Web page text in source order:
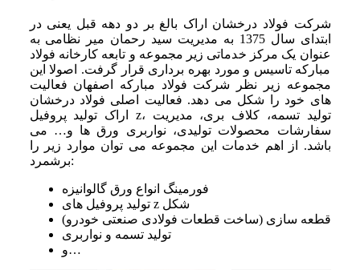
شرکت فولاد درخشان اراک بالغ بر دو دهه قبل یعنی در
ابتدای سال 1375 به مدیریت سید رحمان میر نظامی به
عنوان یک مرکز خدماتی زیر مجموعه و تابعه کارخانه فولاد
مبارکه تاسیس و مورد بهره برداری قرار گرفت. اصولا این
مجموعه زیر نظر شرکت فولاد مبارکه اصفهان فعالیت
های خود را شکل می دهد. فعالیت اصلی فولاد درخشان
اراک تولید پروفیل z، تولید تسمه، کلاف بری، مدیریت
سفارشات محصولات تولیدی، نواربری ورق ها و… می
باشد. از اهم خدمات این مجموعه می توان موارد زیر را
برشمرد:
فورمینگ انواع ورق گالوانیزه
تولید پروفیل های z شکل
قطعه سازی (ساخت قطعات فولادی صنعتی خودرو)
تولید تسمه و نواربری
و…